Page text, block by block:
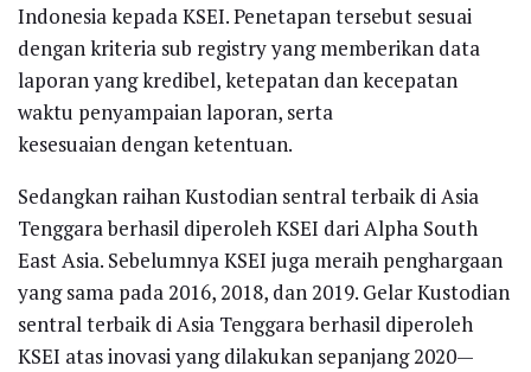
Indonesia kepada KSEI. Penetapan tersebut sesuai
dengan kriteria sub registry yang memberikan data
laporan yang kredibel, ketepatan dan kecepatan
waktu penyampaian laporan, serta
kesesuaian dengan ketentuan.
Sedangkan raihan Kustodian sentral terbaik di Asia
Tenggara berhasil diperoleh KSEI dari Alpha South
East Asia. Sebelumnya KSEI juga meraih penghargaan
yang sama pada 2016, 2018, dan 2019. Gelar Kustodian
sentral terbaik di Asia Tenggara berhasil diperoleh
KSEI atas inovasi yang dilakukan sepanjang 2020—